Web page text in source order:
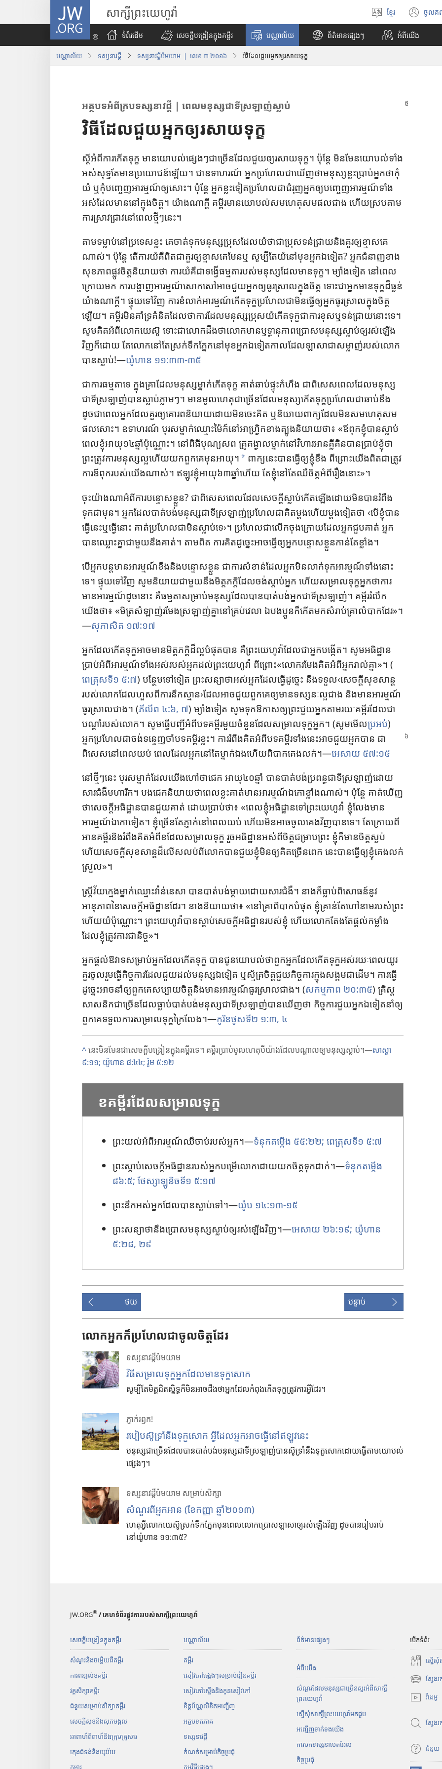
O
G
សាក្សីព្រះយេហូវ៉ា
ជ្
រើ
ស
រើ
ភា
ខ្មែរ ចូលគ
(
បើ
ក
ម
ទំព័រដើម សេចក្ដីបង្រៀនក្នុងគម្ពីរ បណ្ណាល័យ ព័ត៌មានផ្សេងៗ អំពី​យើង
បណ្ណាល័យ ទស្សនាវដ្ដី ទស្សនាវដ្ដីប៉មយាម | លេខ ៣ ២០១៦ វិធី​ដែល​ជួយ​អ្នក​ឲ្យ​រសាយ​ទុក្ខ
អត្ថបទ​អំពី​ក្រប​ទស្សនាវដ្ដី | ពេល​មនុស្ស​ជា​ទី​ស្រឡាញ់​ស្លាប់
វិធី​ដែល​ជួយ​អ្នក​ឲ្យ​រសាយ​ទុក្ខ
ស្ដី​អំពី​ការ​កើត​ទុក្ខ មាន​យោបល់​ផ្សេង​ៗ​ជា​ច្រើន​ដែល​ជួយ​ឲ្យ​រសាយ​ទុក្ខ។ ប៉ុន្ដែ មិន​មែន​យោបល់​ទាំង​
អស់​សុទ្ធតែ​មាន​ប្រយោជន៍​ឡើយ។ ជា​ឧទាហរណ៍ អ្នក​ប្រហែល​ជា​ឃើញ​ថា​មនុស្ស​ខ្លះ​ប្រាប់​អ្នក​ថា​កុំ​
យំ ឬ​កុំ​បញ្ចេញ​អារម្មណ៍​ឲ្យ​សោះ។ ប៉ុន្ដែ អ្នក​ខ្លះ​ទៀត​ប្រហែល​ជា​ជំរុញ​អ្នក​ឲ្យ​បញ្ចេញ​អារម្មណ៍​ទាំង​
អស់​ដែល​មាន​នៅ​ក្នុង​ចិត្ដ។ យ៉ាង​ណា​ក្ដី គម្ពីរ​មាន​យោបល់​សម​ហេតុ​សម​ផល​ជាង ហើយ​ស្រប​តាម​
ការ​ស្រាវ​ជ្រាវ​នៅ​ពេល​ថ្មី​ៗ​នេះ។
តាម​ទម្លាប់​នៅ​ប្រទេស​ខ្លះ គេ​ចាត់​ទុក​មនុស្ស​ប្រុស​ដែល​យំ​ថា​ជា​ប្រុស​ទន់​ជ្រាយ​និង​គួរ​ឲ្យ​ខ្មាស​គេ​
ណាស់។ ប៉ុន្ដែ តើ​ការ​យំ​គឺ​ពិត​ជា​គួរ​ឲ្យ​ខ្មាស​គេ​មែន​ឬ សូម្បី​តែ​យំ​នៅ​មុខ​អ្នក​ឯ​ទៀត? អ្នក​ជំនាញ​ខាង​
សុខភាព​ផ្លូវ​ចិត្ដ​និយាយ​ថា ការ​យំ​គឺ​ជា​ទង្វើ​ធម្មតា​របស់​មនុស្ស​ដែល​មាន​ទុក្ខ។ ម្យ៉ាង​ទៀត នៅ​ពេល​
ក្រោយ​មក ការ​បង្ហាញ​អារម្មណ៍​សោកសៅ​អាច​ជួយ​អ្នក​ឲ្យ​ធូរ​ស្រាល​ក្នុង​ចិត្ដ ទោះ​ជា​អ្នក​មាន​ទុក្ខ​ដ៏​ធ្ងន់​
យ៉ាង​ណា​ក្ដី។ ផ្ទុយ​ទៅ​វិញ ការ​ខំ​លាក់​អារម្មណ៍​កើត​ទុក្ខ​ប្រហែល​ជា​មិន​ធ្វើ​ឲ្យ​អ្នក​ធូរ​ស្រាល​ក្នុង​ចិត្ដ​
ឡើយ។ គម្ពីរ​មិន​គាំ​ទ្រ​គំនិត​ដែល​ថា​ការ​ដែល​មនុស្ស​ប្រុស​យំ​កើត​ទុក្ខ​ជា​ការ​ខុស​ឬ​ទន់​ជ្រាយ​នោះ​ទេ។
សូម​គិត​អំពី​លោក​យេស៊ូ ទោះ​ជា​លោក​ដឹង​ថា​លោក​មាន​ឫទ្ធានុភាព​ប្រោស​មនុស្ស​ស្លាប់​ឲ្យ​រស់​ឡើង​
វិញ​ក៏​ដោយ តែ​លោក​នៅ​តែ​ស្រក់​ទឹក​ភ្នែក​នៅ​មុខ​អ្នក​ឯ​ទៀត​កាល​ដែល​ឡាសា​ជា​សម្លាញ់​របស់​លោក​
បាន​ស្លាប់!—យ៉ូហាន ១១:៣៣​-​៣៥
ជា​ការ​ធម្មតា​ទេ ក្នុង​គ្រា​ដែល​មនុស្ស​ម្នាក់​កើត​ទុក្ខ គាត់​ឆាប់​ផ្ទុះ​កំហឹង ជា​ពិសេស​ពេល​ដែល​មនុស្ស​
ជា​ទី​ស្រឡាញ់​បាន​ស្លាប់​ភ្លាម​ៗ។ មាន​មូលហេតុ​ជា​ច្រើន​ដែល​មនុស្ស​កើត​ទុក្ខ​ប្រហែល​ជា​ឆាប់​ខឹង
ដូច​ជា​ពេល​អ្នក​ដែល​គួរ​ឲ្យ​គោរព​និយាយ​ដោយ​មិន​ចេះ​គិត ឬ​និយាយ​ពាក្យ​ដែល​មិន​សម​ហេតុ​សម​
ផល​សោះ។ ឧទាហរណ៍ បុរស​ម្នាក់​ឈ្មោះ​ម៉ៃក៍​នៅ​អាហ្វ្រិក​ខាង​ត្បូង​និយាយ​ថា​៖ ​«​ឪ​ពុក​ខ្ញុំ​បាន​ស្លាប់​
ពេល​ខ្ញុំ​អាយុ​១៤​ឆ្នាំ​ប៉ុណ្ណោះ។ នៅ​ពិធី​បុណ្យ​សព គ្រូ​គង្វាល​ម្នាក់​នៅ​វិហារ​អានគ្លីគិន​បាន​ប្រាប់​ខ្ញុំ​ថា​
ព្រះ​ត្រូវ​ការ​មនុស្ស​ល្អ​ហើយ​យក​ពួក​គេ​មុន​អាយុ។ * ពាក្យ​នេះ​បាន​ធ្វើ​ឲ្យ​ខ្ញុំ​ខឹង ពី​ព្រោះ​យើង​ពិត​ជា​ត្រូវ​
ការ​ឪ​ពុក​របស់​យើង​ណាស់។ ឥឡូវ​ខ្ញុំ​អាយុ​៦៣​ឆ្នាំ​ហើយ តែ​ខ្ញុំ​នៅ​តែ​ឈឺ​ចិត្ដ​អំពី​រឿង​នោះ​»។
ចុះ​យ៉ាង​ណា​អំពី​ការ​បន្ទោស​ខ្លួន? ជា​ពិសេស​ពេល​ដែល​សេចក្ដី​ស្លាប់​កើត​ឡើង​ដោយ​មិន​បាន​រំពឹង​
ទុក​ជា​មុន។ អ្នក​ដែល​បាត់​បង់​មនុស្ស​ជា​ទី​ស្រឡាញ់​ប្រហែល​ជា​គិត​ម្ដង​ហើយ​ម្ដង​ទៀត​ថា ‹បើ​ខ្ញុំ​បាន​
ធ្វើ​នេះ​ឬ​ធ្វើ​នោះ គាត់​ប្រហែល​ជា​មិន​ស្លាប់​ទេ›។ ប្រហែល​ជា​លើក​ចុង​ក្រោយ​ដែល​អ្នក​ជួប​គាត់ អ្នក​
បាន​ឈ្លោះ​គ្នា​ជា​មួយ​នឹង​គាត់។ តាម​ពិត ការ​គិត​ដូច្នេះ​អាច​ធ្វើ​ឲ្យ​អ្នក​បន្ទោស​ខ្លួន​កាន់​តែ​ខ្លាំង។
បើ​អ្នក​បន្ដ​មាន​អារម្មណ៍​ខឹង​និង​បន្ទោស​ខ្លួន ជា​ការ​សំខាន់​ដែល​អ្នក​មិន​លាក់​ទុក​អារម្មណ៍​ទាំង​នោះ​
ទេ។ ផ្ទុយ​ទៅ​វិញ សូម​និយាយ​ជា​មួយ​នឹង​មិត្ដ​ភក្ដិ​ដែល​ចង់​ស្តាប់​អ្នក ហើយ​សម្រាល​ទុក្ខ​អ្នក​ថា​ការ​
មាន​អារម្មណ៍​ដូច​នោះ គឺ​ធម្មតា​សម្រាប់​មនុស្ស​ដែល​បាន​បាត់​បង់​អ្នក​ជា​ទី​ស្រឡាញ់។ គម្ពីរ​រំលឹក​
យើង​ថា​៖ ​«​មិត្រ​សំឡាញ់​រមែង​ស្រឡាញ់​គ្នា​នៅ​គ្រប់​វេលា ឯ​បង​ប្អូន​ក៏​កើត​មក​សំ​រាប់​គ្រា​លំបាក​ដែរ​»។
—សុភាសិត ១៧:១៧
អ្នក​ដែល​កើត​ទុក្ខ​អាច​មាន​មិត្ដ​ភក្ដិ​ដ៏​ល្អ​បំផុត​បាន គឺ​ព្រះ​យេហូវ៉ា​ដែល​ជា​អ្នក​បង្កើត។ សូម​អធិដ្ឋាន​
ប្រាប់​អំពី​អារម្មណ៍​ទាំង​អស់​របស់​អ្នក​ដល់​ព្រះ​យេហូវ៉ា ពី​ព្រោះ​«​លោក​រមែង​គិត​អំពី​អ្នក​រាល់​គ្នា​»។ (​
ពេត្រុស​ទី១ ៥:៧​) បន្ថែម​ទៅ​ទៀត ព្រះ​សន្យា​ថា​អស់​អ្នក​ដែល​ធ្វើ​ដូច្នេះ នឹង​ទទួល‹សេចក្ដី​សុខ​សាន្ដ​
របស់​លោក​ដែល​ហួស​ពី​ការ​នឹក​ស្មាន›ដែល​អាច​ជួយ​ពួក​គេ​ឲ្យ​មាន​ទស្សនៈ​ល្អ​ជាង និង​មាន​អារម្មណ៍​
ធូរ​ស្រាល​ជាង។ (​ភីលីព ៤:៦, ៧​) ម្យ៉ាង​ទៀត សូម​ទុក​ឱកាស​ឲ្យ​ព្រះ​ជួយ​អ្នក​តាម​រយៈ​គម្ពីរ​ដែល​ជា​
បណ្ដាំ​របស់​លោក។ សូម​ធ្វើ​បញ្ជី​អំពី​បទ​គម្ពីរ​មួយ​ចំនួន​ដែល​សម្រាល​ទុក្ខ​អ្នក។ (​សូម​មើលប្រអប់​)
អ្នក​ប្រហែល​ជា​ចង់​ទន្ទេញ​ចាំ​បទ​គម្ពីរ​ខ្លះ។ ការ​រំពឹង​គិត​អំពី​បទ​គម្ពីរ​ទាំង​នេះ​អាច​ជួយ​អ្នក​បាន ជា​
ពិសេស​នៅ​ពេល​យប់ ពេល​ដែល​អ្នក​នៅ​តែ​ម្នាក់​ឯង​ហើយ​ពិបាក​គេង​លក់។—អេសាយ ៥៧:១៥
នៅ​ថ្មី​ៗ​នេះ បុរស​ម្នាក់​ដែល​យើង​ហៅ​ថា​ជេ​ក អាយុ​៤០​ឆ្នាំ បាន​បាត់​បង់​ប្រពន្ធ​ជា​ទី​ស្រឡាញ់​ដោយ​
សារ​ជំងឺ​មហា​រីក។ បង​ជេ​ក​និយាយ​ថា​ពេល​ខ្លះ​គាត់​មាន​អារម្មណ៍​ឯកោ​ខ្លាំង​ណាស់។ ប៉ុន្ដែ គាត់​ឃើញ​
ថា​សេចក្ដី​អធិដ្ឋាន​បាន​ជួយ​គាត់ ដោយ​ប្រាប់​ថា​៖ ​«​ពេល​ខ្ញុំ​អធិដ្ឋាន​ទៅ​ព្រះ​យេហូវ៉ា ខ្ញុំ​លែង​មាន​
អារម្មណ៍​ឯកោ​ទៀត។ ខ្ញុំ​ច្រើន​តែ​ភ្ញាក់​នៅ​ពេល​យប់ ហើយ​មិន​អាច​ចូល​គេង​វិញ​បាន​ទេ។ តែ​ក្រោយ​ពី​
អាន​គម្ពីរ​និង​រំពឹង​គិត​អំពី​ខ​ដែល​សម្រាល​ទុក្ខ រួច​អធិដ្ឋាន​អស់​ពី​ចិត្ដ​ជម្រាប​ព្រះ ខ្ញុំ​ក៏​មាន​ចិត្ដ​ស្ងប់
ហើយ​សេចក្ដី​សុខ​សាន្ដ​ដ៏​លើស​លប់​ពី​លោក​បាន​ជួយ​ខ្ញុំ​មិន​ឲ្យ​គិត​ច្រើន​ពេក នេះ​បាន​ធ្វើ​ឲ្យ​ខ្ញុំ​គេង​លក់​
ស្រួល​»។
ស្ដ្រី​វ័យ​ក្មេង​ម្នាក់​ឈ្មោះ​វ៉ាន់នេសា បាន​បាត់​បង់​ម្ដាយ​ដោយ​សារ​ជំងឺ។ នាង​ក៏​ធ្លាប់​ពិសោធន៍​នូវ​
អានុភាព​នៃ​សេចក្ដី​អធិដ្ឋាន​ដែរ។ នាង​និយាយ​ថា​៖ ​«​នៅ​គ្រា​ពិបាក​បំផុត ខ្ញុំ​គ្រាន់​តែ​ហៅ​នាម​របស់​ព្រះ
ហើយ​យំ​ប៉ុណ្ណោះ។ ព្រះ​យេហូវ៉ា​បាន​ស្តាប់​សេចក្ដី​អធិដ្ឋាន​របស់​ខ្ញុំ ហើយ​លោក​តែង​តែ​ផ្ដល់​កម្លាំង​
ដែល​ខ្ញុំ​ត្រូវ​ការ​ជា​និច្ច​»។
អ្នក​ផ្ដល់​ឱវាទ​សម្រាប់​អ្នក​ដែល​កើត​ទុក្ខ បាន​ជូន​យោបល់​ថា​ពួក​អ្នក​ដែល​កើត​ទុក្ខ​អស់​រយៈ​ពេល​យូរ
គួរ​ចូល​រួម​ធ្វើ​កិច្ច​ការ​ដែល​ជួយ​ដល់​មនុស្ស​ឯ​ទៀត ឬ​ស្ម័គ្រ​ចិត្ដ​ជួយ​កិច្ច​ការ​ក្នុង​សង្គម​ជា​ដើម។ ការ​ធ្វើ​
ដូច្នេះ​អាច​នាំ​ឲ្យ​ពួក​គេ​សប្បាយ​ចិត្ដ​និង​មាន​អារម្មណ៍​ធូរ​ស្រាល​ជាង។ (​សកម្មភាព ២០:៣៥​) គ្រិស្ដ​
សាសនិក​ជា​ច្រើន​ដែល​ធ្លាប់​បាត់​បង់​មនុស្ស​ជា​ទី​ស្រឡាញ់​បាន​ឃើញ​ថា កិច្ច​ការ​ជួយ​អ្នក​ឯ​ទៀត​នាំ​ឲ្យ​
ពួក​គេ​ទទួល​ការ​សម្រាល​ទុក្ខ​ក្រៃ​លែង។—កូរិនថូស​ទី២ ១:៣, ៤
^នេះ​មិន​មែន​ជា​សេចក្ដី​បង្រៀន​ក្នុង​គម្ពីរ​ទេ។ គម្ពីរ​ប្រាប់​មូលហេតុ​បី​យ៉ាង​ដែល​បណ្ដាល​ឲ្យ​មនុស្ស​ស្លាប់។—សាស្តា
៩:១១; យ៉ូហាន ៨:៤៤; រ៉ូម ៥:១២
ខ​គម្ពីរ​ដែល​សម្រាល​ទុក្ខ
ព្រះ​យល់​អំពី​អារម្មណ៍​ឈឺ​ចាប់​របស់​អ្នក។—ទំនុក​តម្កើង ៥៥:២២; ពេត្រុស​ទី១ ៥:៧
ព្រះ​ស្តាប់​សេចក្ដី​អធិដ្ឋាន​របស់​អ្នក​បម្រើ​លោក​ដោយ​យក​ចិត្ដ​ទុក​ដាក់។—ទំនុក​តម្កើង
៨៦:៥; ថែស្សាឡូនិច​ទី១ ៥:១៧
ព្រះ​នឹក​អស់​អ្នក​ដែល​បាន​ស្លាប់​ទៅ។—យ៉ូប ១៤:១៣​-​១៥
ព្រះ​សន្យា​ថា​នឹង​ប្រោស​មនុស្ស​ស្លាប់​ឲ្យ​រស់​ឡើង​វិញ។—អេសាយ ២៦:១៩; យ៉ូហាន
៥:២៨, ២៩
ថយ បន្ទាប់
លោកអ្នកក៏ប្រហែលជាចូលចិត្តដែរ
ទស្សនាវដ្ដីប៉មយាម
វិធី​សម្រាល​ទុក្ខ​អ្នក​ដែល​មាន​ទុក្ខ​សោក
សូម្បី​តែ​មិត្ដ​ជិត​ស្និទ្ធ​ក៏​មិន​អាច​ដឹង​ថា​អ្នក​ដែល​កំពុង​កើត​ទុក្ខ​ត្រូវ​ការ​អ្វី​ដែរ។
ភ្ញាក់រឭក!
របៀបស៊ូទ្រាំនឹងទុក្ខសោក អ្វីដែលអ្នកអាចធ្វើនៅឥឡូវនេះ
មនុស្សជាច្រើនដែលបានបាត់បង់មនុស្សជាទីស្រឡាញ់បានស៊ូទ្រាំនឹងទុក្ខសោកដោយធ្វើតាមយោបល់
ផ្សេងៗ។
ទស្សនាវដ្ដីប៉មយាម សម្រាប់សិក្សា
សំណួរពីអ្នកអាន (ខែកញ្ញា ឆ្នាំ២០១៣)
ហេតុអ្វីលោកយេស៊ូស្រក់ទឹកភ្នែកមុនពេលលោកប្រោសឡាសាឲ្យរស់ឡើងវិញ ដូចបានរៀបរាប់
នៅយ៉ូហាន ១១:៣៥?
JW.ORG® / គេហទំព័រផ្លូវការរបស់សាក្សីព្រះយេហូវ៉ា
សេចក្ដីបង្រៀនក្នុងគម្ពីរ
សំណួរនិងចម្លើយពីគម្ពីរ
ការពន្យល់ខគម្ពីរ
វគ្គសិក្សាគម្ពីរ
ជំនួយសម្រាប់សិក្សាគម្ពីរ
សេចក្ដីសុខនិងសុភមង្គល
អាពាហ៍ពិពាហ៍និងក្រុមគ្រួសារ
ក្មេងជំទង់និងយុវវ័យ
កុមារ
បណ្ណាល័យ
គម្ពីរ
សៀវភៅ​ផ្សេង​ៗ​សម្រាប់​រៀន​គម្ពីរ
សៀវភៅស្ដើងនិងកូនសៀវភៅ
ខិត្តប័ណ្ណលិខិតអញ្ជើញ
អត្ថបទ​ត​ភាគ
ទស្សនាវដ្ដី
កំណត់​សម្រាប់​កិច្ច​ប្រជុំ
កម្ម​វិធី​ផ្សេង​ៗ​
ព័ត៌មានផ្សេងៗ
អំពី​យើង
សំណួរដែលមនុស្សជាច្រើនសួរអំពីសាក្សី
ព្រះយេហូវ៉ា
ស្នើសុំសាក្សីព្រះយេហូវ៉ាមកជួប
អញ្ជើញទាក់ទងយើង
ការមកទស្សនាបេតអែល
កិច្ចប្រជុំ
បើកទំព័រ
ស្នើសុំ
ស្វែង
(
បើ
ក
ម្
វិ
ធី
w
វីដេអូ
ស្វែង
ជំនួយ